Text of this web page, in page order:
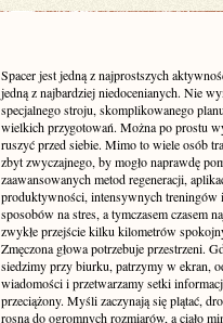
Spacer jest jedną z najprostszych
jedną z najbardziej niedocenianych. Nie
specjalnego stroju, skomplikowanego
wielkich przygotowań. Można po prostu
ruszyć przed siebie. Mimo to wiele osób
zbyt zwyczajnego, by mogło naprawdę
zaawansowanych metod regeneracji,
produktywności, intensywnych treningów
sposobów na stres, a tymczasem czasem
zwykłe przejście kilku kilometrów
Zmęczona głowa potrzebuje przestrzeni.
siedzimy przy biurku, patrzymy w ekran,
wiadomości i przetwarzamy setki
przeciążony. Myśli zaczynają się plątać,
rosną do ogromnych rozmiarów, a ciało